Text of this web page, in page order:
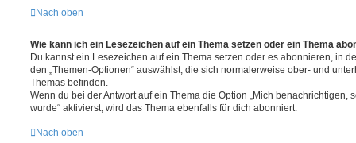
Nach oben
Wie kann ich ein Lesezeichen auf ein Thema setzen oder ein Thema
Du kannst ein Lesezeichen auf ein Thema setzen oder es abonnieren, in
den „Themen-Optionen“ auswählst, die sich normalerweise ober- und
Themas befinden.
Wenn du bei der Antwort auf ein Thema die Option „Mich benachrichtigen,
wurde“ aktivierst, wird das Thema ebenfalls für dich abonniert.
Nach oben